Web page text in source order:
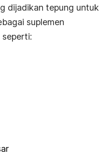
dijadikan tepung untuk
suplemen